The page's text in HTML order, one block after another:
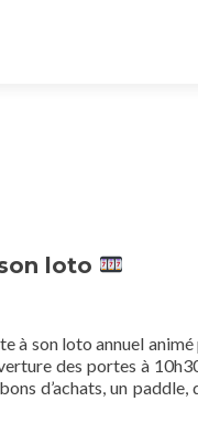
loto
à son loto annuel
des portes à
d’achats, un paddle,